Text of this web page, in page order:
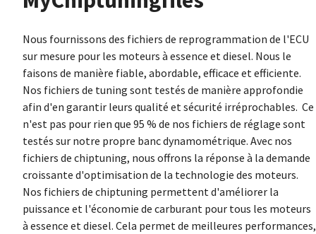
Nous fournissons des fichiers de reprogrammation de l'ECU
sur mesure pour les moteurs à essence et diesel. Nous le
faisons de manière fiable, abordable, efficace et efficiente.
Nos fichiers de tuning sont testés de manière approfondie
afin d'en garantir leurs qualité et sécurité irréprochables. Ce
n'est pas pour rien que 95 % de nos fichiers de réglage sont
testés sur notre propre banc dynamométrique. Avec nos
fichiers de chiptuning, nous offrons la réponse à la demande
croissante d'optimisation de la technologie des moteurs.
Nos fichiers de chiptuning permettent d'améliorer la
puissance et l'économie de carburant pour tous les moteurs
à essence et diesel. Cela permet de meilleures performances,